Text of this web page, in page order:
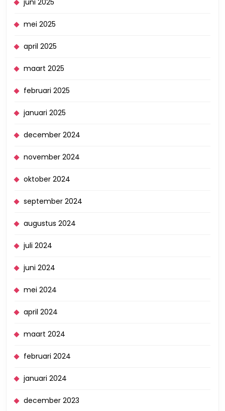
mei 2025
april 2025
maart 2025
februari 2025
januari 2025
december 2024
november 2024
oktober 2024
september 2024
augustus 2024
juli 2024
juni 2024
mei 2024
april 2024
maart 2024
februari 2024
januari 2024
december 2023